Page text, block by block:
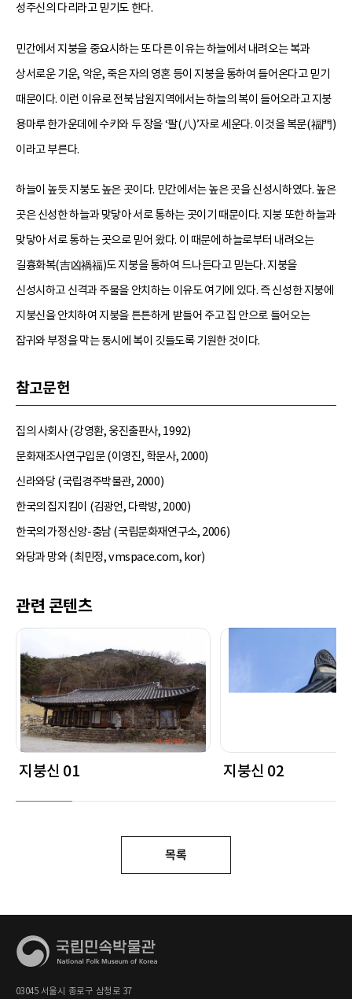
성주신의 다리라고 믿기도 한다.
민간에서 지붕을 중요시하는 또 다른 이유는 하늘에서 내려오는 복과
상서로운 기운, 악운, 죽은 자의 영혼 등이 지붕을 통하여 들어온다고 믿기
때문이다. 이런 이유로 전북 남원지역에서는 하늘의 복이 들어오라고 지붕
용마루 한가운데에 수키와 두 장을 ‘팔(八)’자로 세운다. 이것을 복문(福門)
이라고 부른다.
하늘이 높듯 지붕도 높은 곳이다. 민간에서는 높은 곳을 신성시하였다. 높은
곳은 신성한 하늘과 맞닿아 서로 통하는 곳이기 때문이다. 지붕 또한 하늘과
맞닿아 서로 통하는 곳으로 믿어 왔다. 이 때문에 하늘로부터 내려오는
길흉화복(吉凶禍福)도 지붕을 통하여 드나든다고 믿는다. 지붕을
신성시하고 신격과 주물을 안치하는 이유도 여기에 있다. 즉 신성한 지붕에
지붕신을 안치하여 지붕을 튼튼하게 받들어 주고 집 안으로 들어오는
잡귀와 부정을 막는 동시에 복이 깃들도록 기원한 것이다.
참고문헌
집의 사회사 (강영환, 웅진출판사, 1992)
문화재조사연구입문 (이영진, 학문사, 2000)
신라와당 (국립경주박물관, 2000)
한국의 집지킴이 (김광언, 다락방, 2000)
한국의 가정신앙-충남 (국립문화재연구소, 2006)
와당과 망와 (최민정, vmspace.com, kor)
관련 콘텐츠
지붕신 01 지붕신 02
목록
03045 서울시 종로구 삼청로 37